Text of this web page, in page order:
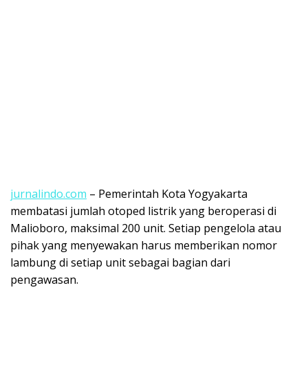
jurnalindo.com – Pemerintah Kota Yogyakarta
membatasi jumlah otoped listrik yang beroperasi di
Malioboro, maksimal 200 unit. Setiap pengelola atau
pihak yang menyewakan harus memberikan nomor
lambung di setiap unit sebagai bagian dari
pengawasan.